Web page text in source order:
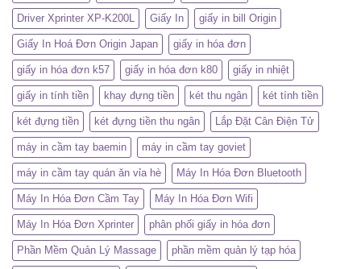
Driver Xprinter XP-K200L Giấy In giấy in bill Origin
Giấy In Hoá Đơn Origin Japan giấy in hóa đơn
giấy in hóa đơn k57 giấy in hóa đơn k80 giấy in nhiệt
giấy in tính tiền khay đựng tiền két thu ngân két tính tiền
két đựng tiền két đựng tiền thu ngân Lắp Đặt Cân Điện Tử
máy in cầm tay baemin máy in cầm tay goviet
máy in cầm tay quán ăn vỉa hè Máy In Hóa Đơn Bluetooth
Máy In Hóa Đơn Cầm Tay Máy In Hóa Đơn Wifi
Máy In Hóa Đơn Xprinter phân phối giấy in hóa đơn
Phần Mềm Quản Lý Massage phần mềm quản lý tạp hóa